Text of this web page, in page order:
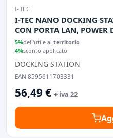
I-TEC
I-TEC NANO DOCKING
CON PORTA LAN, POWER
RIVESTIMENTO IN
5%dell'utile al territorio
4%sconto applicato
DOCKING STATION
EAN 8595611703331
56,49 € + iva 22